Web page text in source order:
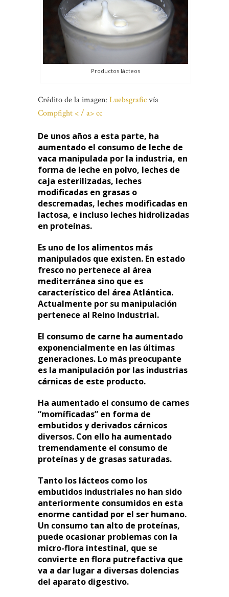
Productos lácteos
Crédito de la imagen: Luebsgraficvía
Compfight < / a>cc
De unos años a esta parte, ha
aumentado el consumo de leche de
vaca manipulada por la industria, en
forma de leche en polvo, leches de
caja esterilizadas, leches
modificadas en grasas o
descremadas, leches modificadas en
lactosa, e incluso leches hidrolizadas
en proteínas.
Es uno de los alimentos más
manipulados que existen. En estado
fresco no pertenece al área
mediterránea sino que es
característico del área Atlántica.
Actualmente por su manipulación
pertenece al Reino Industrial.
El consumo de carne ha aumentado
exponencialmente en las últimas
generaciones. Lo más preocupante
es la manipulación por las industrias
cárnicas de este producto.
Ha aumentado el consumo de carnes
“momíficadas” en forma de
embutidos y derivados cárnicos
diversos. Con ello ha aumentado
tremendamente el consumo de
proteínas y de grasas saturadas.
Tanto los lácteos como los
embutidos industriales no han sido
anteriormente consumidos en esta
enorme cantidad por el ser humano.
Un consumo tan alto de proteínas,
puede ocasionar problemas con la
micro-flora intestinal, que se
convierte en flora putrefactiva que
va a dar lugar a diversas dolencias
del aparato digestivo.